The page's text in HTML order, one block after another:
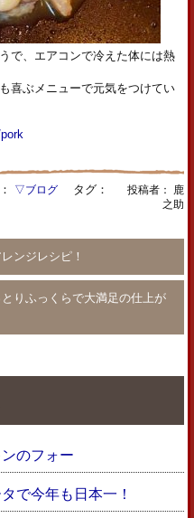
で、エアコンで冷えた体には熱
喜ぶメニューで元気をつけてい
▽ブログタグ： 投稿者： 鹿
之助
ンジレシピ！
りふっくらで大満足の仕上が
のフォー
で今年も日本一！